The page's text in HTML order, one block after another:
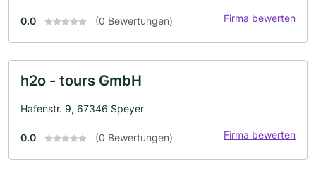
0.0 (0 Bewertungen) Firma bewerten
h2o - tours GmbH
Hafenstr. 9, 67346 Speyer
0.0 (0 Bewertungen) Firma bewerten